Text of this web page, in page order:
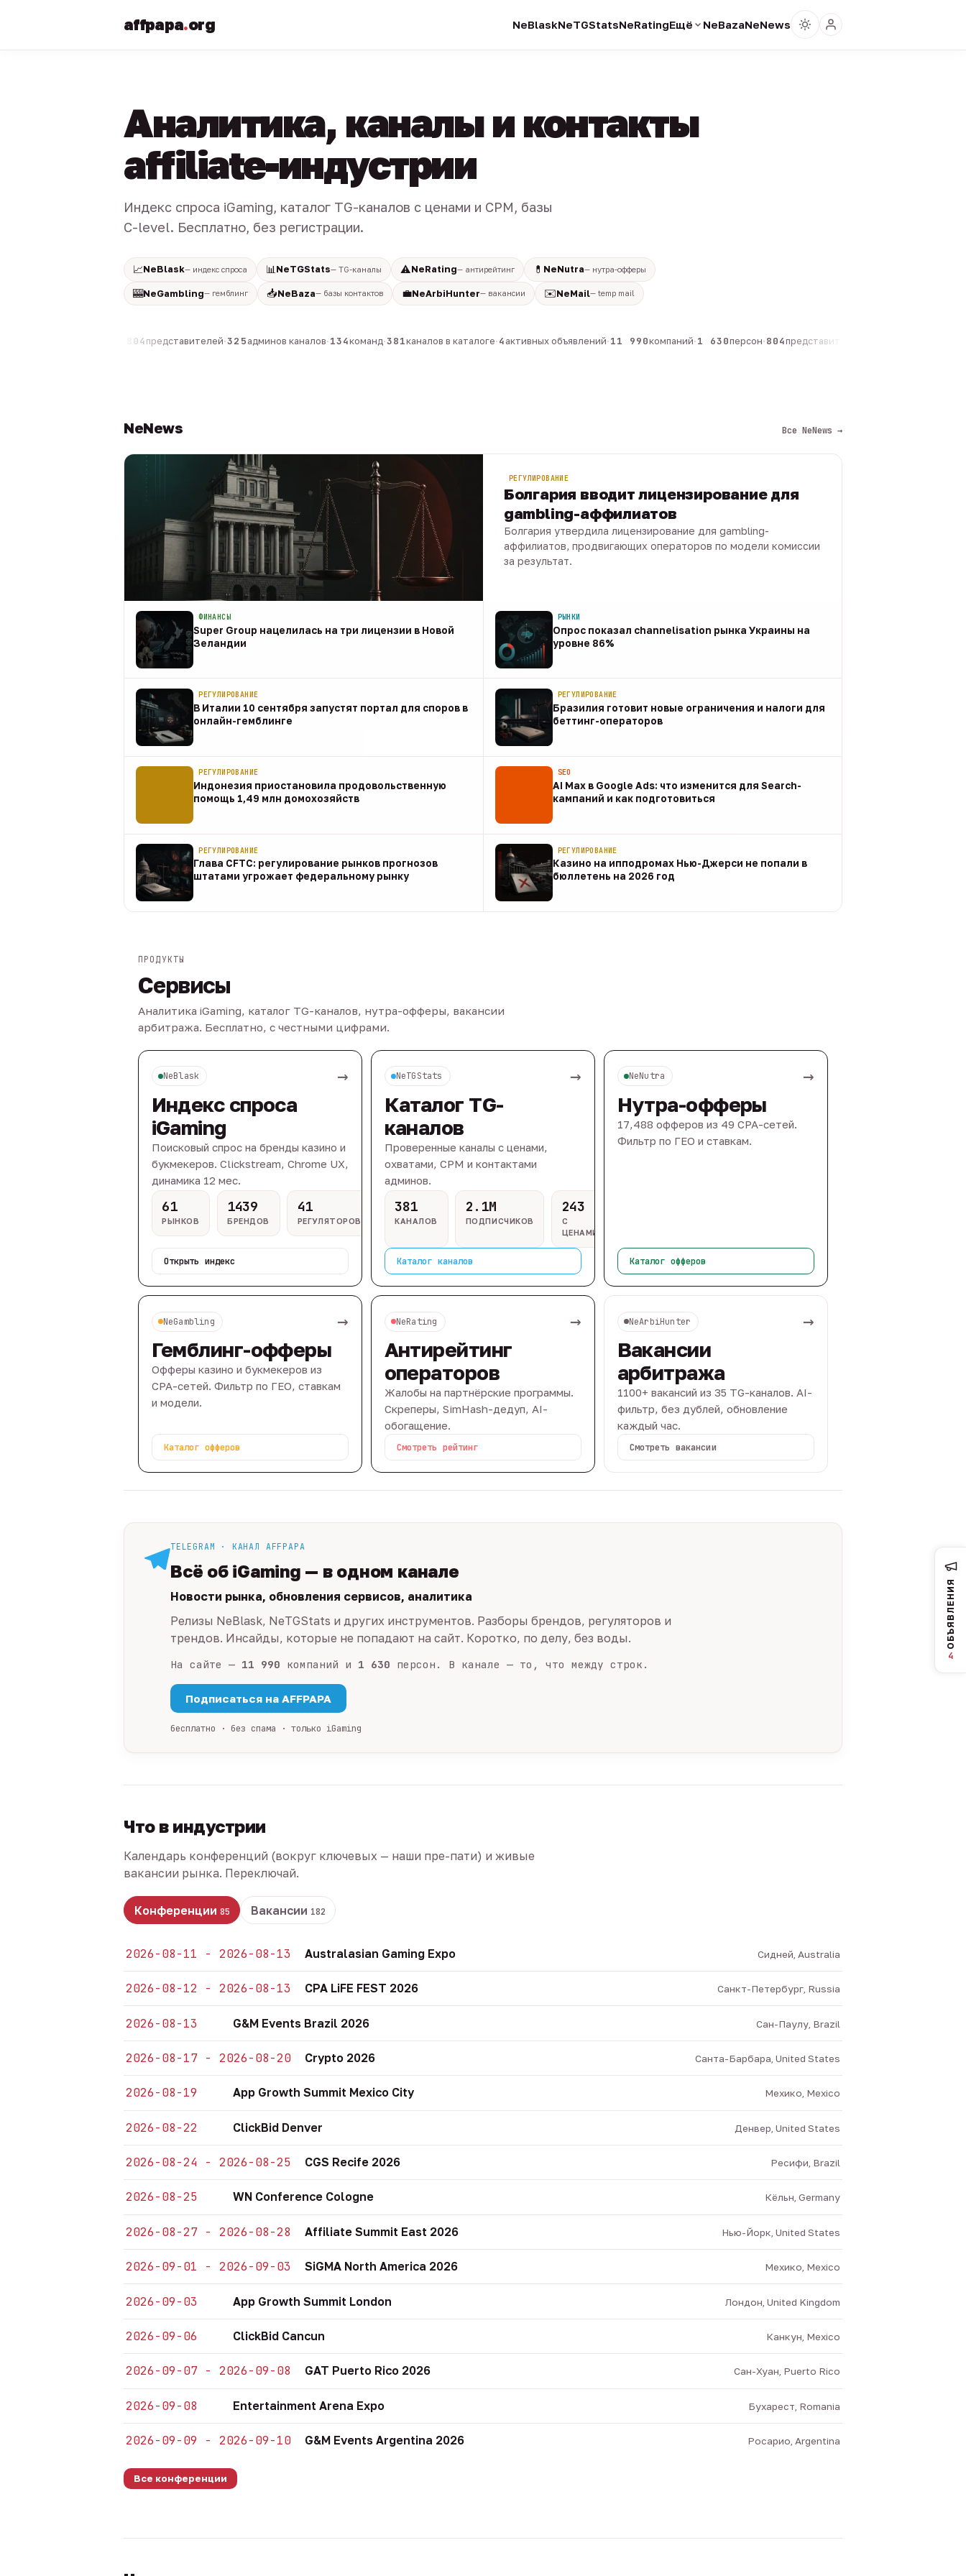
affpapa.org NeBlaskNeTGStatsNeRatingЕщё NeBazaNeNews
Аналитика, каналы и контакты
affiliate-индустрии
Индекс спроса iGaming, каталог TG-каналов с ценами и CPM, базы
C-level. Бесплатно, без регистрации.
📈NeBlask— индекс спроса 📊 NeTGStats— TG-каналы ⚠️NeRating— антирейтинг 💊 NeNutra— нутра-офферы
🎰NeGambling— гемблинг 📥NeBaza— базы контактов 💼NeArbiHunter— вакансии ✉️NeMail— temp mail
804представителей·325админов каналов·134команд·381каналов в каталоге·4активных объявлений·11 990компаний·1 630персон·804представителей
NeNews Все NeNews →
РЕГУЛИРОВАНИЕ
Болгария вводит лицензирование для
gambling-аффилиатов
Болгария утвердила лицензирование для gambling-
аффилиатов, продвигающих операторов по модели комиссии
за результат.
ФИНАНСЫ
Super Group нацелилась на три лицензии в Новой
Зеландии
РЫНКИ
Опрос показал channelisation рынка Украины на
уровне 86%
07 авг
РЕГУЛИРОВАНИЕ
В Италии 10 сентября запустят портал для споров в
онлайн-гемблинге
РЕГУЛИРОВАНИЕ
Бразилия готовит новые ограничения и налоги для
беттинг-операторов
07 авг
РЕГУЛИРОВАНИЕ
Индонезия приостановила продовольственную
помощь 1,49 млн домохозяйств
SEO
AI Max в Google Ads: что изменится для Search-
кампаний и как подготовиться
07 авг
РЕГУЛИРОВАНИЕ
Глава CFTC: регулирование рынков прогнозов
штатами угрожает федеральному рынку
РЕГУЛИРОВАНИЕ
Казино на ипподромах Нью-Джерси не попали в
бюллетень на 2026 год
07 авг
ПРОДУКТЫ
Сервисы
Аналитика iGaming, каталог TG-каналов, нутра-офферы, вакансии
арбитража. Бесплатно, с честными цифрами.
NeBlask →
Индекс спроса
iGaming
Поисковый спрос на бренды казино и
букмекеров. Clickstream, Chrome UX,
динамика 12 мес.
61
РЫНКОВ
1439
БРЕНДОВ
41
РЕГУЛЯТОРОВ
Открыть индекс
NeTGStats →
Каталог TG-
каналов
Проверенные каналы с ценами,
охватами, CPM и контактами
админов.
381
КАНАЛОВ
2.1M
ПОДПИСЧИКОВ
243
С
ЦЕНАМИ
Каталог каналов
NeNutra →
Нутра-офферы
17,488 офферов из 49 CPA-сетей.
Фильтр по ГЕО и ставкам.
Каталог офферов
NeGambling →
Гемблинг-офферы
Офферы казино и букмекеров из
CPA-сетей. Фильтр по ГЕО, ставкам
и модели.
Каталог офферов
NeRating →
Антирейтинг
операторов
Жалобы на партнёрские программы.
Скреперы, SimHash-дедуп, AI-
обогащение.
Смотреть рейтинг
NeArbiHunter →
Вакансии
арбитража
1100+ вакансий из 35 TG-каналов. AI-
фильтр, без дублей, обновление
каждый час.
Смотреть вакансии
TELEGRAM · КАНАЛ AFFPAPA
Всё об iGaming — в одном канале
Новости рынка, обновления сервисов, аналитика
Релизы NeBlask, NeTGStats и других инструментов. Разборы брендов, регуляторов и
трендов. Инсайды, которые не попадают на сайт. Коротко, по делу, без воды.
На сайте — 11 990 компаний и 1 630 персон. В канале — то, что между строк.
Подписаться на AFFPAPA
бесплатно · без спама · только iGaming
Что в индустрии
Календарь конференций (вокруг ключевых — наши пре-пати) и живые
вакансии рынка. Переключай.
Конференции 85 Вакансии 182
2026-08-11 - 2026-08-13 Australasian Gaming Expo Сидней, Australia
2026-08-12 - 2026-08-13 CPA LiFE FEST 2026 Санкт-Петербург, Russia
2026-08-13 G&M Events Brazil 2026 Сан-Паулу, Brazil
2026-08-17 - 2026-08-20 Crypto 2026 Санта-Барбара, United States
2026-08-19 App Growth Summit Mexico City Мехико, Mexico
2026-08-22 ClickBid Denver Денвер, United States
2026-08-24 - 2026-08-25 CGS Recife 2026 Ресифи, Brazil
2026-08-25 WN Conference Cologne Кёльн, Germany
2026-08-27 - 2026-08-28 Affiliate Summit East 2026 Нью-Йорк, United States
2026-09-01 - 2026-09-03 SiGMA North America 2026 Мехико, Mexico
2026-09-03 App Growth Summit London Лондон, United Kingdom
2026-09-06 ClickBid Cancun Канкун, Mexico
2026-09-07 - 2026-09-08 GAT Puerto Rico 2026 Сан-Хуан, Puerto Rico
2026-09-08 Entertainment Arena Expo Бухарест, Romania
2026-09-09 - 2026-09-10 G&M Events Argentina 2026 Росарио, Argentina
Все конференции
ОБЪЯВЛЕНИЯ
4